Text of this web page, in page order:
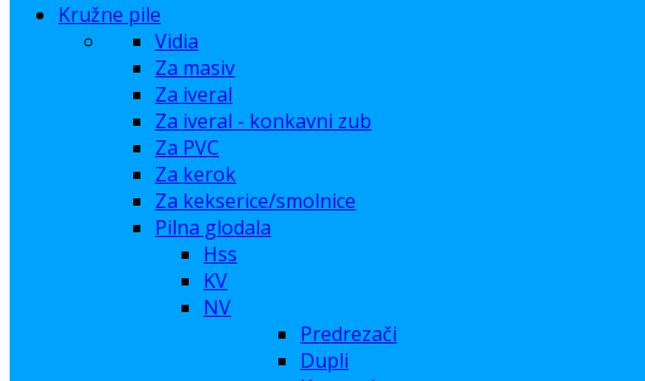
Kružne pile
Vidia
Za masiv
Za iveral
Za iveral - konkavni zub
Za PVC
Za kerok
Za kekserice/smolnice
Pilna glodala
Hss
KV
NV
Predrezači
Dupli